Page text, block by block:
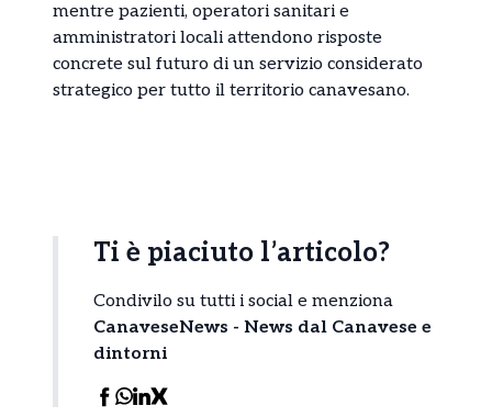
mentre pazienti, operatori sanitari e
amministratori locali attendono risposte
concrete sul futuro di un servizio considerato
strategico per tutto il territorio canavesano.
Ti è piaciuto l’articolo?
Condivilo su tutti i social e menziona
CanaveseNews - News dal Canavese e
dintorni